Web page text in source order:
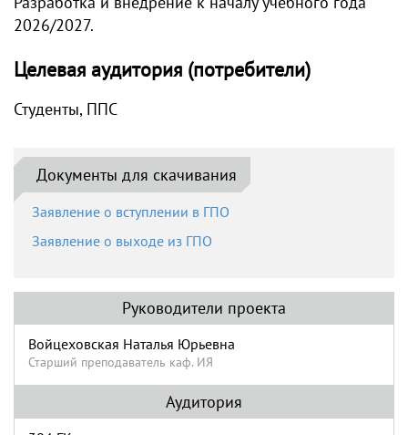
2026/2027.
Целевая аудитория (потребители)
Студенты, ППС
Документы для скачивания
Заявление о вступлении в ГПО
Заявление о выходе из ГПО
Руководители проекта
Войцеховская Наталья Юрьевна
Старший преподаватель каф. ИЯ
Аудитория